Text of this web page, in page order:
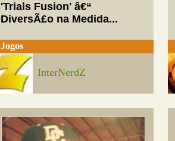
'Trials Fusion' â€“
DiversÃ£o na Medida...
Jogos
InterNerdZ